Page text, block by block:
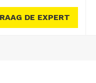
DE EXPERT